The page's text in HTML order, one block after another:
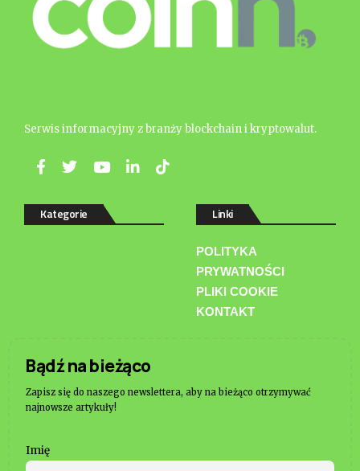
Serwis informacyjny z branży blockchain i kryptowalut.
Kategorie Linki
POLITYKA
PRYWATNOŚCI
PLIKI COOKIE
KONTAKT
Bądź na bieżąco
Zapisz się do naszego newslettera, aby na bieżąco otrzymywać
najnowsze artykuły!
Imię